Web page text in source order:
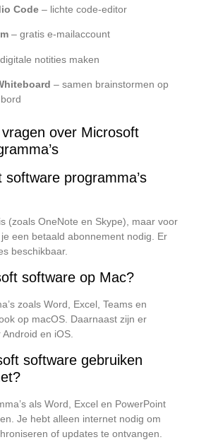
Code – lichte code-editor
– gratis e-mailaccount
notities maken
– samen brainstormen op
over Microsoft
software programma’s
(zoals OneNote en Skype), maar voor
een betaald abonnement nodig. Er
beschikbaar.
software op Mac?
zoals Word, Excel, Teams en
op macOS. Daarnaast zijn er
en iOS.
software gebruiken
als Word, Excel en PowerPoint
Je hebt alleen internet nodig om
of updates te ontvangen.